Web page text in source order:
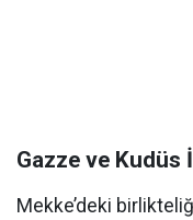
Gazze ve Kudüs
Mekke’deki